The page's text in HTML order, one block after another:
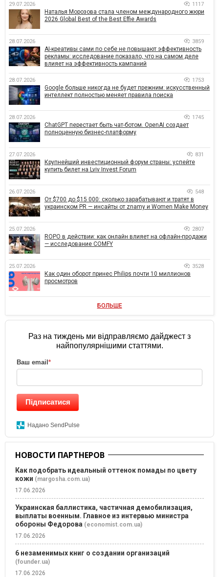
29.07.2026 1117
Наталья Морозова стала членом международного жюри
2026 Global Best of the Best Effie Awards
28.07.2026 3859
AI-креативы сами по себе не повышают эффективность
рекламы: исследование показало, что на самом деле
влияет на эффективность кампаний
28.07.2026 1753
Google больше никогда не будет прежним: искусственный
интеллект полностью меняет правила поиска
28.07.2026 1745
ChatGPT перестает быть чат-ботом. OpenAI создает
полноценную бизнес-платформу
27.07.2026 831
Крупнейший инвестиционный форум страны: успейте
купить билет на Lviv Invest Forum
26.07.2026 548
От $700 до $15 000: сколько зарабатывают и тратят в
украинском PR — инсайты от znamy и Women Make Money
25.07.2026 2807
ROPO в действии: как онлайн влияет на офлайн-продажи
— исследование COMFY
25.07.2026 3528
Как один оборот принес Philips почти 10 миллионов
просмотров
БОЛЬШЕ
Раз на тиждень ми відправляємо дайджест з
найпопулярнішими статтями.
Ваш email *
Підписатися
Надано SendPulse
НОВОСТИ ПАРТНЕРОВ
Как подобрать идеальный оттенок помады по цвету
кожи (margosha.com.ua)
17.06.2026
Украинская баллистика, частичная демобилизация,
выплаты военным. Главное из интервью министра
обороны Федорова (economist.com.ua)
17.06.2026
6 незаменимых книг о создании организаций
(founder.ua)
17.06.2026